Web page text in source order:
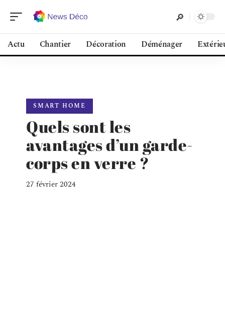
Actu Chantier Décoration Déménager
SMART HOME
Quels sont les
avantages d’un garde-
corps en verre ?
27 février 2024